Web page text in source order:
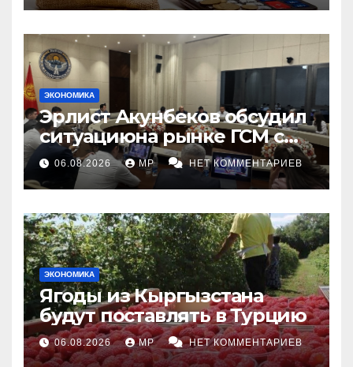
ЭКОНОМИКА
Эрлист Акунбеков обсудил
ситуациюна рынке ГСМ с
топливными компаниями
06.08.2026 MP НЕТ КОММЕНТАРИЕВ
ЭКОНОМИКА
Ягоды из Кыргызстана
будут поставлять в Турцию
06.08.2026 MP НЕТ КОММЕНТАРИЕВ